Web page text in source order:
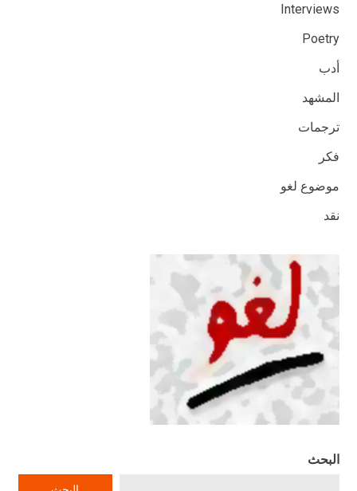
Interviews
Poetry
أدب
المشهد
ترجمات
فكر
موضوع لغو
نقد
البحث